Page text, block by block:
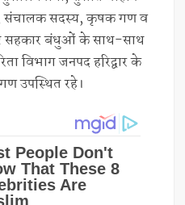
संचालक सदस्य, कृषक गण व
सहकार बंधुओं के साथ-साथ
विभाग जनपद हरिद्वार के
उपस्थित रहे।